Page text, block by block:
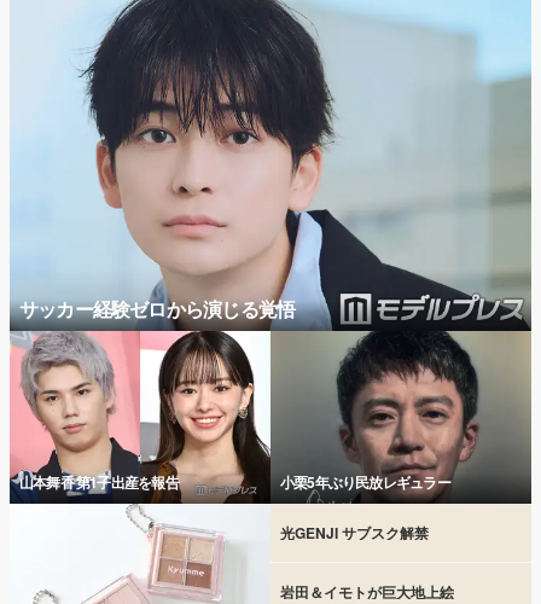
サッカー経験ゼロから演じる覚悟
山本舞香 第1子出産を報告 小栗5年ぶり民放レギュラー
光GENJI サブスク解禁
岩田＆イモトが巨大地上絵